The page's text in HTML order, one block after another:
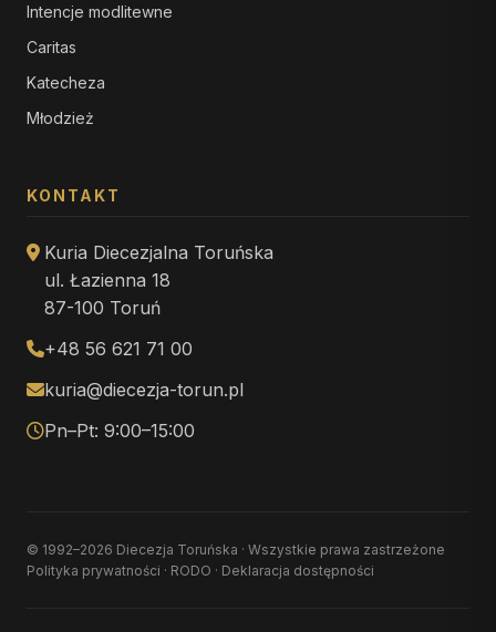
Intencje modlitewne
Caritas
Katecheza
Młodzież
KONTAKT
Kuria Diecezjalna Toruńska
ul. Łazienna 18
87-100 Toruń
+48 56 621 71 00
kuria@diecezja-torun.pl
Pn–Pt: 9:00–15:00
© 1992–2026 Diecezja Toruńska · Wszystkie prawa zastrzeżone
Polityka prywatności · RODO · Deklaracja dostępności